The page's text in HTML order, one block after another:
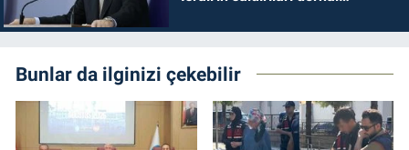
Bunlar da ilginizi çekebilir